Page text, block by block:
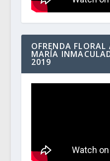
OFRENDA
MARÍA
2019